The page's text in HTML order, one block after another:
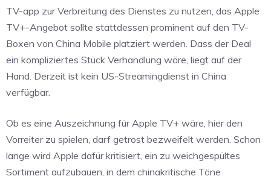
TV-app zur Verbreitung des Dienstes zu nutzen, das Apple
TV+-Angebot sollte stattdessen prominent auf den TV-
Boxen von China Mobile platziert werden. Dass der Deal
ein kompliziertes Stück Verhandlung wäre, liegt auf der
Hand. Derzeit ist kein US-Streamingdienst in China
verfügbar.
Ob es eine Auszeichnung für Apple TV+ wäre, hier den
Vorreiter zu spielen, darf getrost bezweifelt werden. Schon
lange wird Apple dafür kritisiert, ein zu weichgespültes
Sortiment aufzubauen, in dem chinakritische Töne